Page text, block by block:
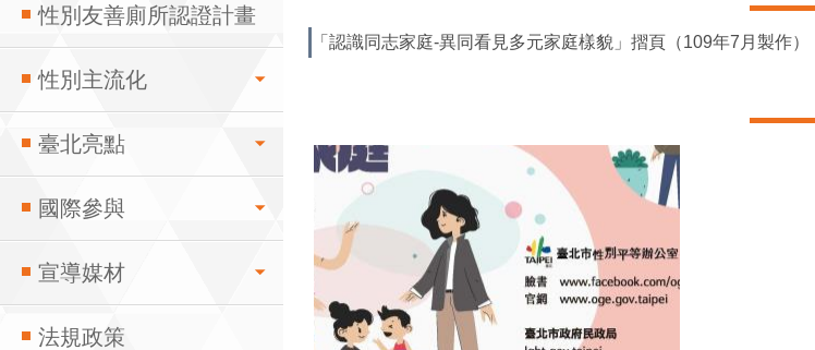
性別友善廁所認證計畫
性別主流化
臺北亮點
國際參與
宣導媒材
法規政策
「認識同志家庭-異同看見多元家庭樣貌」摺頁（109年7月製作）